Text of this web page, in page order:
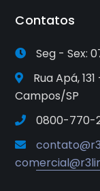
Contatos
Seg - Sex:
Rua Apá,
Campos/SP
0800-770-